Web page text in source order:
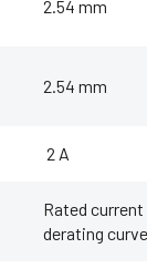
2.54 mm
2.54 mm
‌ 2 A
Rated current
derating